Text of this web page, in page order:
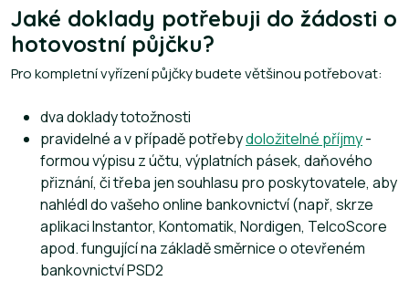
Jaké doklady potřebuji do žádosti o
hotovostní půjčku?
Pro kompletní vyřízení půjčky budete většinou potřebovat:
dva doklady totožnosti
pravidelné a v případě potřebydoložitelné příjmy-
formou výpisu z účtu, výplatních pásek, daňového
přiznání, či třeba jen souhlasu pro poskytovatele, aby
nahlédl do vašeho online bankovnictví (např, skrze
aplikaci Instantor, Kontomatik, Nordigen, TelcoScore
apod. fungující na základě směrnice o otevřeném
bankovnictví PSD2